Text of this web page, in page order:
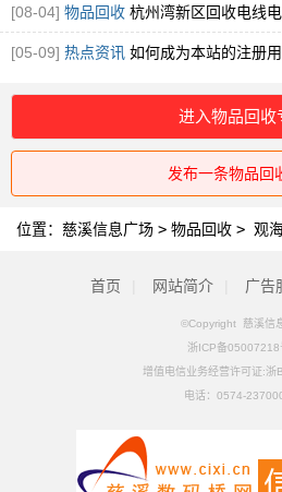
钢回收[图]
[08-04] 物品回收 杭州湾新区回收电线
[05-09] 热点资讯 如何成为本站的注册用
进入物品回收
发布一条物品回
位置： 慈溪信息广场 > 物品回收 > 观
首页 网站简介 广告
©Copyright 慈溪信
浙ICP备05007218
增值电信业务经营许可证:浙
电话： 0574-